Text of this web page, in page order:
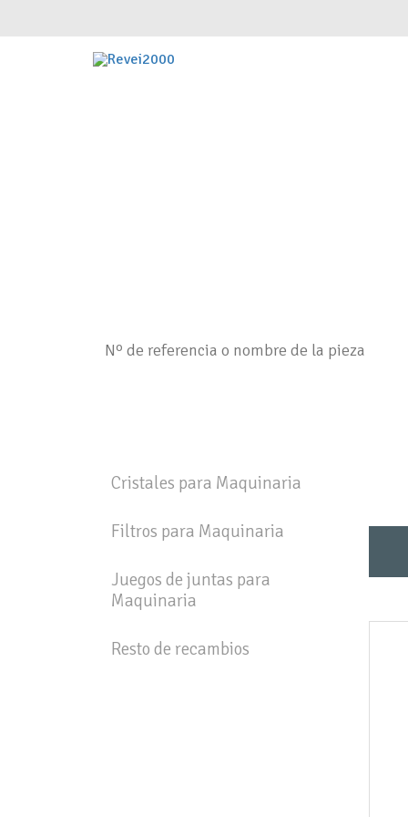
Cristales para Maquinaria
Filtros para Maquinaria
Juegos de juntas para
Maquinaria
Resto de recambios